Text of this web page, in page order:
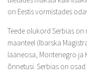
on Eestis vormistades
Teede olukord Serbias
maanteel (Ibarska
lääneosa, Montenegro ja
õnnetusi. Serbias on